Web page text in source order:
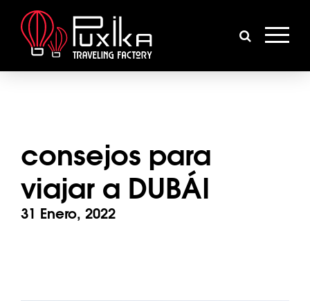
consejos para
viajar a DUBÁI
31 Enero, 2022